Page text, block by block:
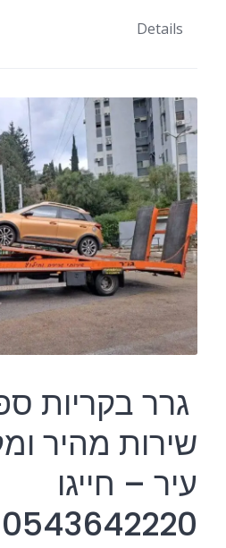
Details
גרר בקריות
שירות מהיר
עיר – חייגו
0543642220